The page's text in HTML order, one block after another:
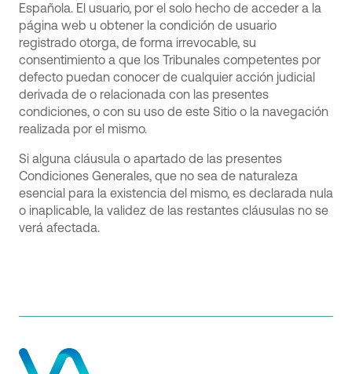
Española. El usuario, por el solo hecho de acceder a la
página web u obtener la condición de usuario
registrado otorga, de forma irrevocable, su
consentimiento a que los Tribunales competentes por
defecto puedan conocer de cualquier acción judicial
derivada de o relacionada con las presentes
condiciones, o con su uso de este Sitio o la navegación
realizada por el mismo.
Si alguna cláusula o apartado de las presentes
Condiciones Generales, que no sea de naturaleza
esencial para la existencia del mismo, es declarada nula
o inaplicable, la validez de las restantes cláusulas no se
verá afectada.